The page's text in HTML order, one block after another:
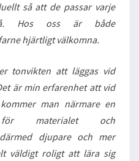
så att de passar varje
Hos oss är både
hjärtligt välkomna.
tonvikten att läggas vid
är min erfarenhet att vid
man närmare en
materialet och
djupare och mer
väldigt roligt att lära sig